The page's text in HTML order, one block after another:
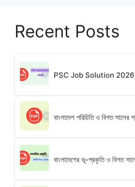
Recent Posts
PSC Job Solution 2026
বাংলাদেশ পরিচিতি ও বিগত
বাংলাদেশের ভূ-প্রকৃতি ও বিগত